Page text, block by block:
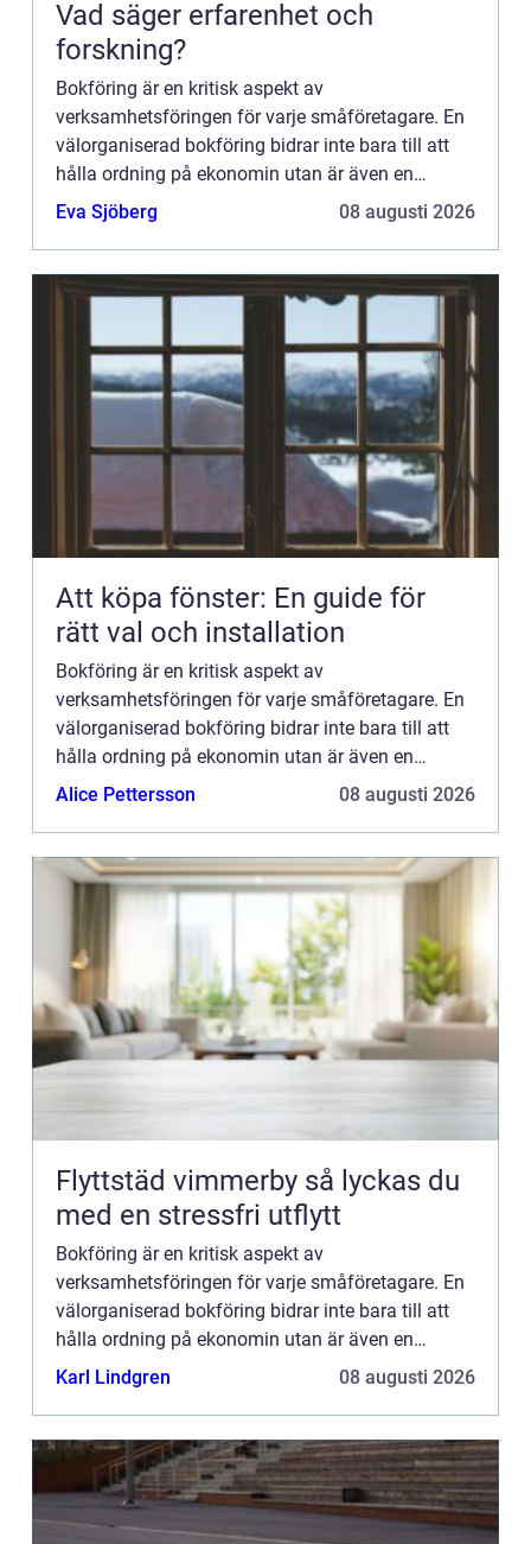
Vad säger erfarenhet och
forskning?
Bokföring är en kritisk aspekt av
verksamhetsföringen för varje småföretagare. En
välorganiserad bokföring bidrar inte bara till att
hålla ordning på ekonomin utan är även en
grundpelare för företagets strategiska planering
Eva Sjöberg 08 augusti 2026
Att köpa fönster: En guide för
rätt val och installation
Bokföring är en kritisk aspekt av
verksamhetsföringen för varje småföretagare. En
välorganiserad bokföring bidrar inte bara till att
hålla ordning på ekonomin utan är även en
grundpelare för företagets strategiska planering
Alice Pettersson 08 augusti 2026
Flyttstäd vimmerby så lyckas du
med en stressfri utflytt
Bokföring är en kritisk aspekt av
verksamhetsföringen för varje småföretagare. En
välorganiserad bokföring bidrar inte bara till att
hålla ordning på ekonomin utan är även en
grundpelare för företagets strategiska planering
Karl Lindgren 08 augusti 2026